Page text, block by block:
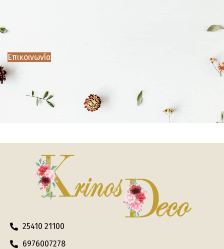
Επικοινωνία
25410 21100
6976007278